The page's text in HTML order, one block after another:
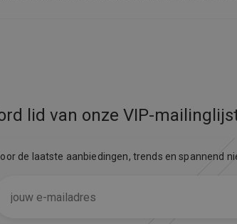
lid van onze VIP-
de laatste aanbiedingen, trends en spannend